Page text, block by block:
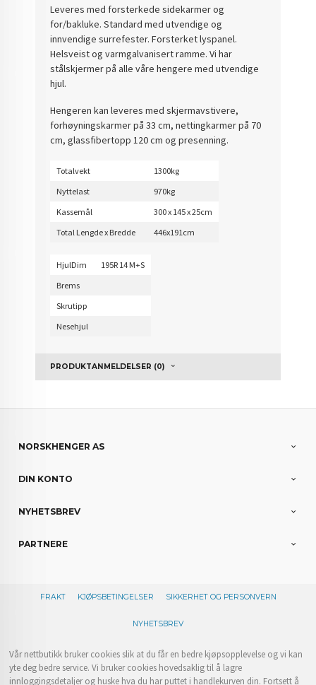
Leveres med forsterkede sidekarmer og
for/bakluke. Standard med utvendige og
innvendige surrefester. Forsterket lyspanel.
Helsveist og varmgalvanisert ramme. Vi har
stålskjermer på alle våre hengere med utvendige
hjul.
Hengeren kan leveres med skjermavstivere,
forhøyningskarmer på 33 cm, nettingkarmer på 70
cm, glassfibertopp 120 cm og presenning.
Totalvekt
1300kg
Nyttelast
970kg
Kassemål
300 x 145 x 25cm
Total Lengde x Bredde
446x191cm
HjulDim
195R 14 M+S
Brems
Skrutipp
Nesehjul
PRODUKTANMELDELSER (0)
NORSKHENGER AS
DIN KONTO
NYHETSBREV
PARTNERE
FRAKT KJØPSBETINGELSER SIKKERHET OG PERSONVERN
NYHETSBREV
Vår nettbutikk bruker cookies slik at du får en bedre kjøpsopplevelse og vi kan
yte deg bedre service. Vi bruker cookies hovedsaklig til å lagre
innloggingsdetaljer og huske hva du har puttet i handlekurven din. Fortsett å